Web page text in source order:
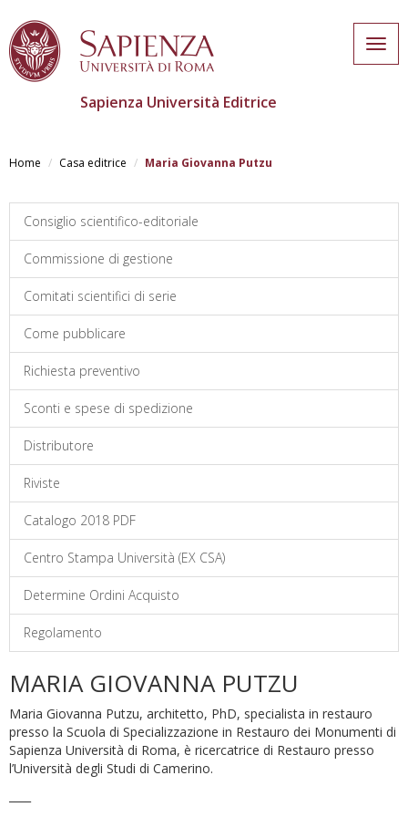
contenuto
Sapienza Università Editrice
Home Casa editrice Maria Giovanna Putzu
Consiglio scientifico-editoriale
Commissione di gestione
Comitati scientifici di serie
Come pubblicare
Richiesta preventivo
Sconti e spese di spedizione
Distributore
Riviste
Catalogo 2018 PDF
Centro Stampa Università (EX CSA)
Determine Ordini Acquisto
Regolamento
MARIA GIOVANNA PUTZU
Maria Giovanna Putzu, architetto, PhD, specialista in restauro
presso la Scuola di Specializzazione in Restauro dei Monumenti di
Sapienza Università di Roma, è ricercatrice di Restauro presso
l’Università degli Studi di Camerino.